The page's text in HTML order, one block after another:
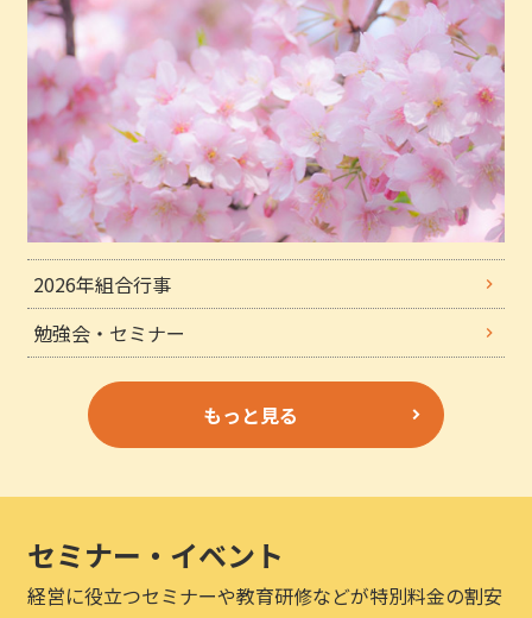
2026年組合行事
勉強会・セミナー
もっと見る
セミナー・イベント
経営に役立つセミナーや教育研修などが特別料金の割安